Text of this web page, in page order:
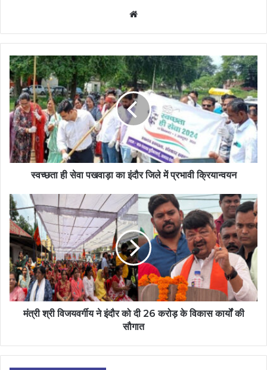
स्वच्छता ही सेवा पखवाड़ा का इंदौर जिले में प्रभावी क्रियान्वयन
मंत्री श्री विजयवर्गीय ने इंदौर को दी 26 करोड़ के विकास कार्यों की
सौगात